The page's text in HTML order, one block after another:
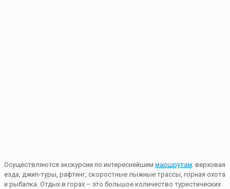
Осуществляются экскурсии по интереснейшим маршрутам: верховая
езда, джип-туры, рафтинг, скоростные лыжные трассы, горная охота
и рыбалка. Отдых в горах – это большое количество туристических